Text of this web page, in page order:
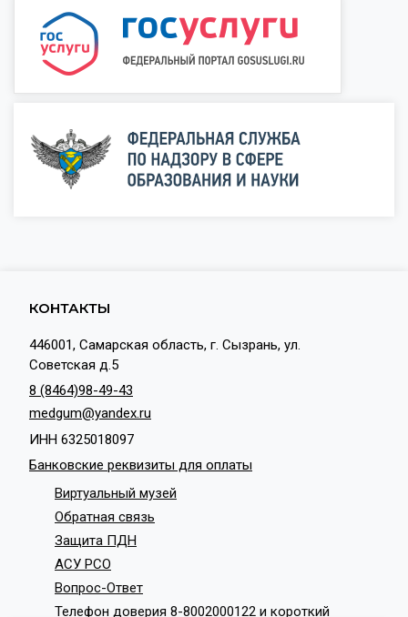
КОНТАКТЫ
446001, Самарская область, г. Сызрань, ул.
Советская д.5
8 (8464)98-49-43
medgum@yandex.ru
ИНН 6325018097
Банковские реквизиты для оплаты
Виртуальный музей
Обратная связь
Защита ПДН
АСУ РСО
Вопрос-Ответ
Телефон доверия 8-8002000122 и короткий